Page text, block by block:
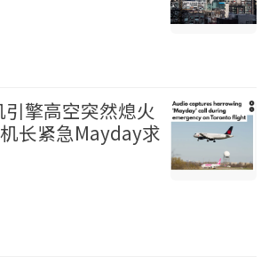
擎高空突然熄火
长紧急Mayday求